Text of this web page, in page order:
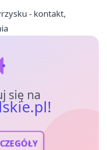
- kontakt,
się na